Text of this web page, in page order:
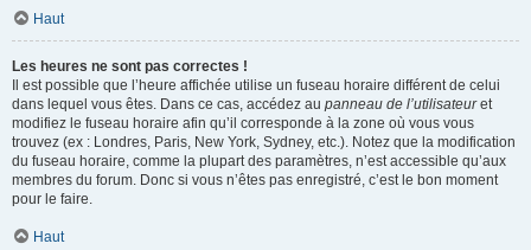
Haut
Les heures ne sont pas correctes !
Il est possible que l’heure affichée utilise un fuseau horaire différent de celui
dans lequel vous êtes. Dans ce cas, accédez au panneau de l’utilisateuret
modifiez le fuseau horaire afin qu’il corresponde à la zone où vous vous
trouvez (ex : Londres, Paris, New York, Sydney, etc.). Notez que la modification
du fuseau horaire, comme la plupart des paramètres, n’est accessible qu’aux
membres du forum. Donc si vous n’êtes pas enregistré, c’est le bon moment
pour le faire.
Haut